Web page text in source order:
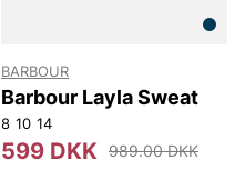
BARBOUR
Barbour Layla Sweat
8 10 14
599 DKK 989.00 DKK